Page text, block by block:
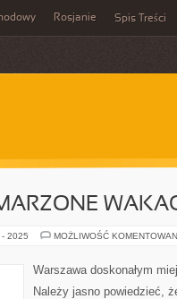
Rosjanie Spis Treści
- 2025 MOŻLIWOŚĆ
Warszawa doskonałym
Należy jasno powiedzieć,